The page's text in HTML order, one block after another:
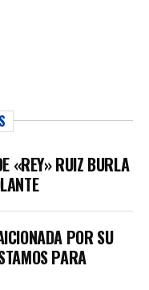
«REY» RUIZ BURLA
POR SU
PARA